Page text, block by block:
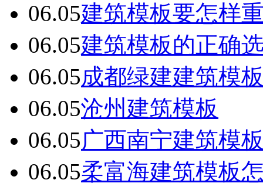
06.05建筑模板要怎样
06.05建筑模板的正确
06.05成都绿建建筑模
06.05沧州建筑模板
06.05广西南宁建筑模
06.05柔富海建筑模板